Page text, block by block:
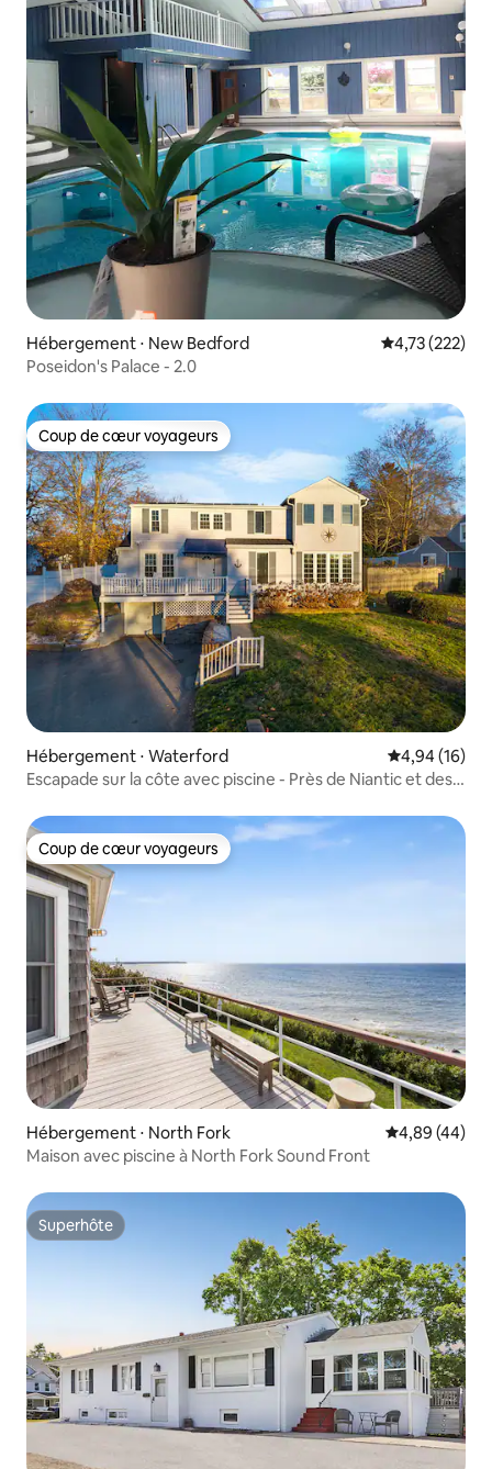
Hébergement ⋅ New Bedford Évaluation
4,73 (222)
Poseidon's Palace - 2.0
Coup de cœur voyageurs
Coup de cœur voyageurs
Hébergement ⋅ Waterford Évaluation
4,94 (16)
Escapade sur la côte avec piscine - Près de Niantic et des
Coup de cœur voyageurs
Coup de cœur voyageurs
Hébergement ⋅ North Fork Évaluation
4,89 (44)
Maison avec piscine à North Fork Sound Front
Superhôte
Superhôte